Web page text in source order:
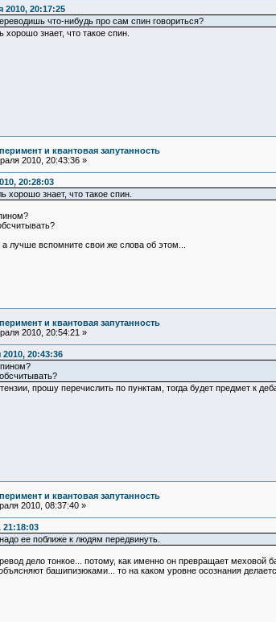
2010, 20:17:25
что-нибудь про сам спин говориться?
хорошо знает, что такое спин.
и квантовая запутанность
2010, 20:43:36 »
20:28:03
хорошо знает, что такое спин.
лучше вспомните свои же слова об этом...
и квантовая запутанность
2010, 20:54:21 »
20:43:36
прошу перечислить по пунктам, тогда будет предмет к
и квантовая запутанность
2010, 08:37:40 »
21:18:03
ее поближе к людям передвинуть.
дело тонкое... потому, как именно он превращает
башипизюками... то на каком уровне осознания